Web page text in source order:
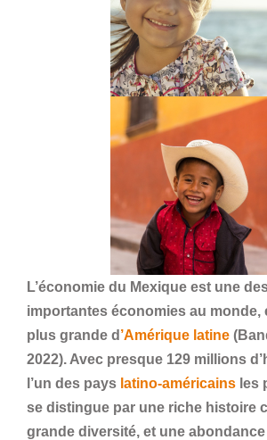
L’économie du Mexique est une
importantes économies au monde,
plus grande d ’Amérique latine
2022). Avec presque 129 millions
l’un des pays latino-américains les
se distingue par une riche histoire
grande diversité, et une